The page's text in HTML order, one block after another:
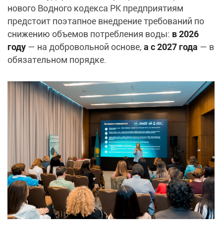
нового Водного кодекса РК предприятиям
предстоит поэтапное внедрение требований по
снижению объемов потребления воды: в 2026
году — на добровольной основе, а с 2027 года — в
обязательном порядке.